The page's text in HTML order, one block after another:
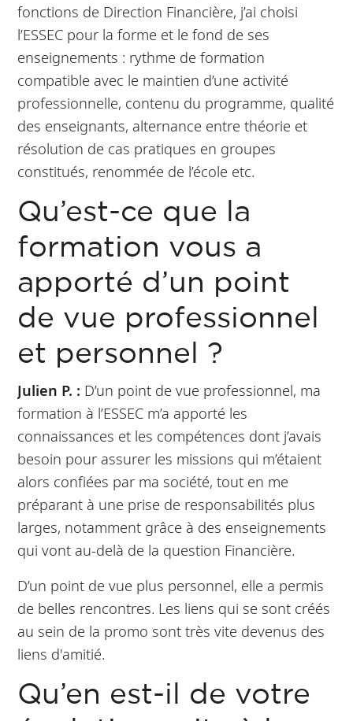
fonctions de Direction Financière, j’ai choisi
l’ESSEC pour la forme et le fond de ses
enseignements : rythme de formation
compatible avec le maintien d’une activité
professionnelle, contenu du programme, qualité
des enseignants, alternance entre théorie et
résolution de cas pratiques en groupes
constitués, renommée de l’école etc.
Qu’est-ce que la
formation vous a
apporté d’un point
de vue professionnel
et personnel ?
Julien P. : D’un point de vue professionnel, ma
formation à l’ESSEC m’a apporté les
connaissances et les compétences dont j’avais
besoin pour assurer les missions qui m’étaient
alors confiées par ma société, tout en me
préparant à une prise de responsabilités plus
larges, notamment grâce à des enseignements
qui vont au-delà de la question Financière.
D’un point de vue plus personnel, elle a permis
de belles rencontres. Les liens qui se sont créés
au sein de la promo sont très vite devenus des
liens d'amitié.
Qu’en est-il de votre